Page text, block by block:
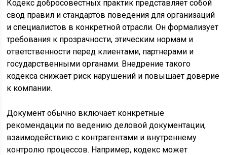
Кодекс добросовестных практик представляет собой
свод правил и стандартов поведения для организаций
и специалистов в конкретной отрасли. Он формализует
требования к прозрачности, этическим нормам и
ответственности перед клиентами, партнерами и
государственными органами. Внедрение такого
кодекса снижает риск нарушений и повышает доверие
к компании.
Документ обычно включает конкретные
рекомендации по ведению деловой документации,
взаимодействию с контрагентами и внутреннему
контролю процессов. Например, кодекс может